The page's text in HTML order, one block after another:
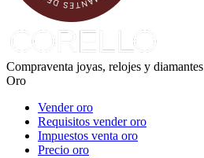
Compraventa joyas, relojes y diamantes
Oro
Vender oro
Requisitos vender oro
Impuestos venta oro
Precio oro